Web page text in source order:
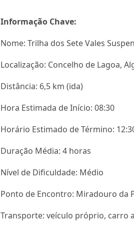
Informação Chave:
Nome: Trilha dos Sete Vales
Localização: Concelho de Lagoa,
Distância: 6,5 km (ida)
Hora Estimada de Início: 08:30
Horário Estimado de Término:
Duração Média: 4 horas
Nível de Dificuldade: Médio
Ponto de Encontro: Miradouro da
Transporte: veículo próprio, carro